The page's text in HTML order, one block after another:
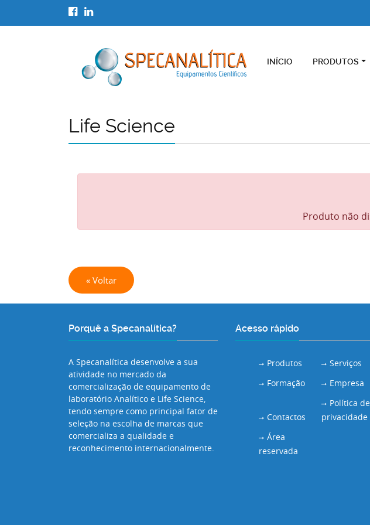
INÍCIO PRODUTOS
Life Science
Produto não
« Voltar
Porquê a Specanalítica?
A Specanalítica desenvolve a sua
atividade no mercado da
comercialização de equipamento de
laboratório Analítico e Life Science,
tendo sempre como principal fator de
seleção na escolha de marcas que
comercializa a qualidade e
reconhecimento internacionalmente.
Acesso rápido
Produtos
Serviços
Formação
Empresa
Contactos
Política de
privacidade
Área
reservada